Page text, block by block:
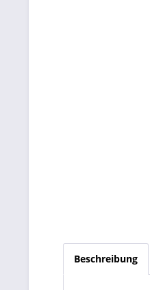
Beschreibung